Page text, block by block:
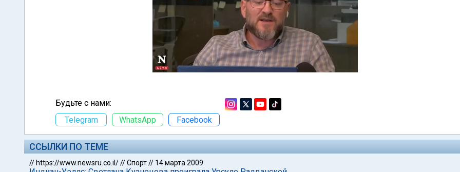
Будьте с нами:
Telegram
WhatsApp Facebook
ССЫЛКИ ПО ТЕМЕ
// https://www.newsru.co.il///Спорт// 14 марта 2009